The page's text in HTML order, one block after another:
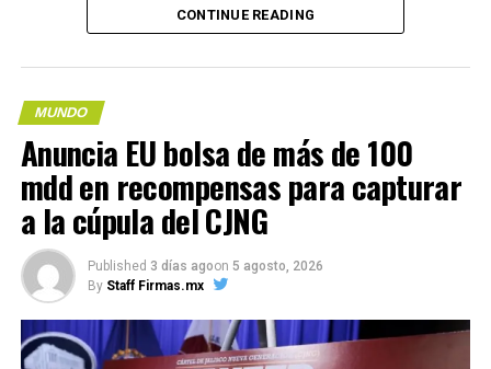
Me gusta esto:
COMPARTE ESTA INFORMACIÓN
RELATED TOPICS:
UP NEXT
Zelenski a Trump: ‘Deseo mucho que venga a Ucrania’
Me gusta esto:
COMPARTE ESTA INFORMACIÓN
CONTINUE READING
MUNDO
Anuncia EU bolsa de más de 100
mdd en recompensas para capturar
a la cúpula del CJNG
Published 3 días agoon 5 agosto, 2026
By Staff Firmas.mx